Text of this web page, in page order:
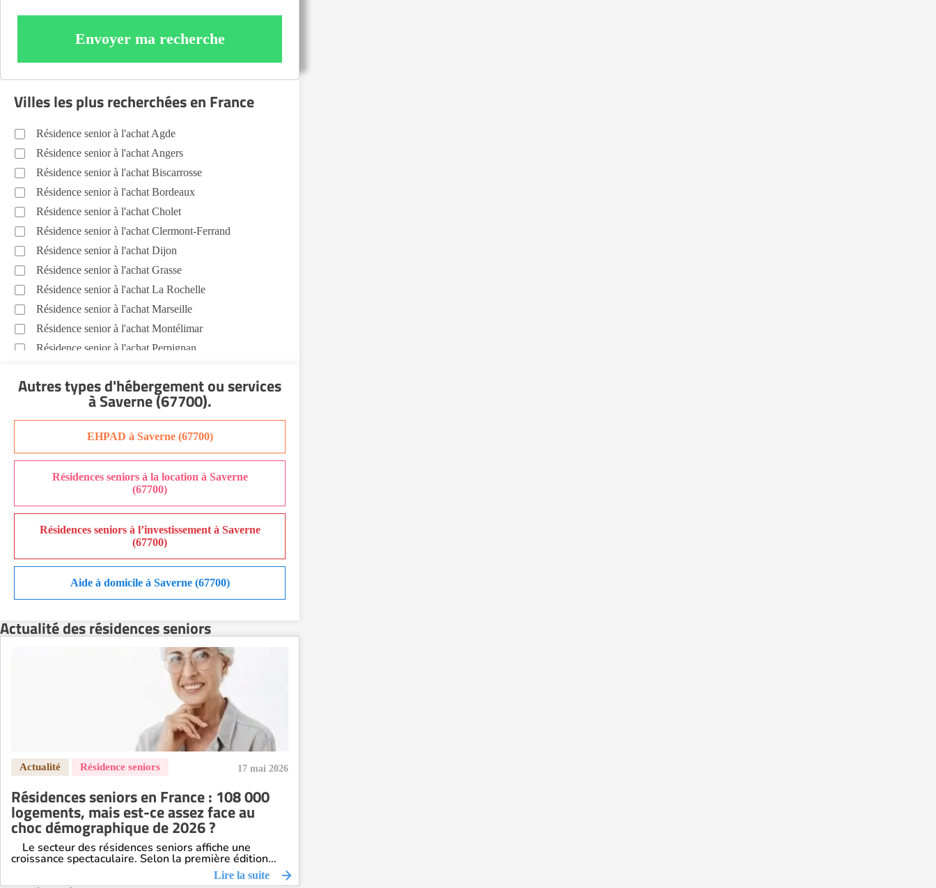
Envoyer ma recherche
Villes les plus recherchées en France
Résidence senior à l'achat Agde
Résidence senior à l'achat Angers
Résidence senior à l'achat Biscarrosse
Résidence senior à l'achat Bordeaux
Résidence senior à l'achat Cholet
Résidence senior à l'achat Clermont-Ferrand
Résidence senior à l'achat Dijon
Résidence senior à l'achat Grasse
Résidence senior à l'achat La Rochelle
Résidence senior à l'achat Marseille
Résidence senior à l'achat Montélimar
Résidence senior à l'achat Perpignan
Résidence senior à l'achat Sainte-Marie
Recherche par ville
Autres types d'hébergement ou services
à Saverne (67700).
EHPAD à Saverne (67700)
Résidences seniors à la location à Saverne
(67700)
Résidences seniors à l’investissement à Saverne
(67700)
Aide à domicile à Saverne (67700)
Actualité des résidences seniors
17 mai 2026
Résidences seniors en France : 108 000
logements, mais est-ce assez face au
choc démographique de 2026 ?
Le secteur des résidences seniors affiche une
croissance spectaculaire. Selon la première édition...
Lire la suite